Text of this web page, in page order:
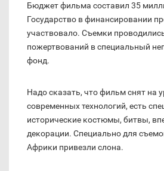
Бюджет фильма составил 35
Государство в финансировании
участвовало. Съемки
пожертвований в специальный
фонд.
Надо сказать, что фильм снят на
современных технологий, есть
исторические костюмы, битвы,
декорации. Специально для
Африки привезли слона.